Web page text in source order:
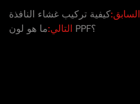
السابق:كيفية تركيب غشاء النافذة
التالي:
ما هو لون PPF؟